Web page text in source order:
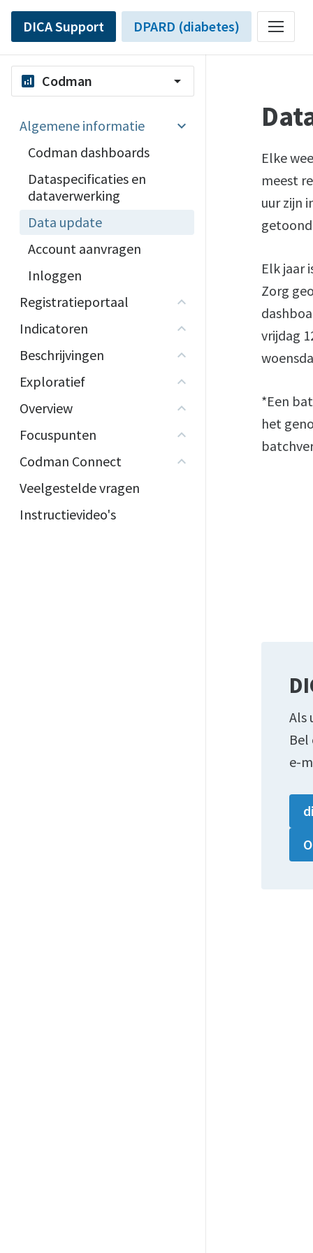
DICA Support DPARD (diabetes)
analytics Codman arrow_drop_down
Algemene informatie
Codman dashboards
Dataspecificaties en
dataverwerking
Data update
Account aanvragen
Inloggen
Registratieportaal
Indicatoren
Beschrijvingen
Exploratief
Overview
Focuspunten
Codman Connect
Veelgestelde vragen
Instructievideo's
Elke
meest
uur zijn
Elk jaar
Zorg
vrijdag
*Een
het
Als
e-